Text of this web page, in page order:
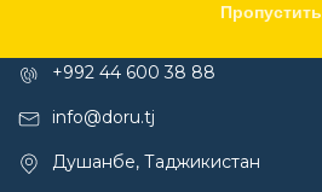
Пропустить
+992 44 600 38 88
info@doru.tj
Душанбе, Таджикистан